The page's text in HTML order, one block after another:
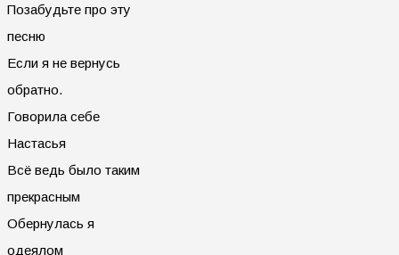
Позабудьте про эту
песню
Если я не вернусь
обратно.
Говорила себе
Настасья
Всё ведь было таким
прекрасным
Обернулась я
одеялом